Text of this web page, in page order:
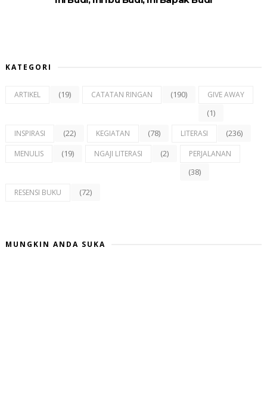
KATEGORI
ARTIKEL (19) CATATAN RINGAN (190) GIVE AWAY
(1)
INSPIRASI (22) KEGIATAN (78) LITERASI (236)
MENULIS (19) NGAJI LITERASI (2) PERJALANAN
(38)
RESENSI BUKU (72)
MUNGKIN ANDA SUKA